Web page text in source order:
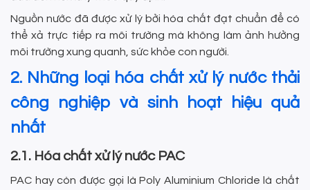
Nguồn nước đã được xử lý bởi hóa chất đạt chuẩn để có
thể xả trực tiếp ra môi trường mà không làm ảnh hưởng
môi trường xung quanh, sức khỏe con người.
2. Những loại hóa chất xử lý nước thải
công nghiệp và sinh hoạt hiệu quả
nhất
2.1. Hóa chất xử lý nước PAC
PAC hay còn được gọi là Poly Aluminium Chloride là chất